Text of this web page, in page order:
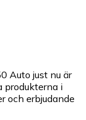
Auto just nu är
produkterna i
och erbjudande